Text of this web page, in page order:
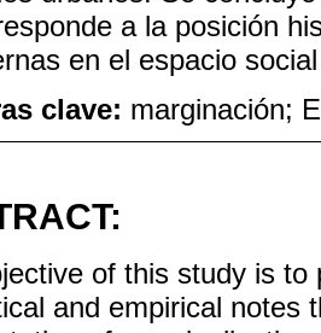
a la posición
en el espacio
clave: marginación;
of this study is
and empirical notes